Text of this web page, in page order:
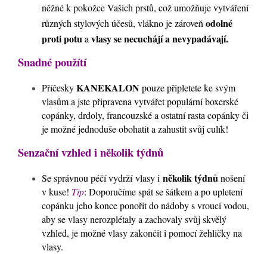
něžné k pokožce Vašich prstů, což umožňuje vytváření
různých stylových účesů, vlákno je zároveň odolné
proti potua vlasy se necuchájí a nevypadávají.
Snadné použítí
PříčeskyKANEKALONpouze připletete ke svým
vlasům a jste připravena vytvářet populární boxerské
copánky, drdoly, francouzské a ostatní rasta copánky či
je možné jednoduše obohatit a zahustit svůj culík!
Senzační vzhled i několik týdnů
Se správnou péčí vydrží vlasy i několik týdnůnošení
v kuse! Tip: Doporučíme spát se šátkem a po upletení
copánku jeho konce ponořit do nádoby s vroucí vodou,
aby se vlasy nerozplétaly a zachovaly svůj skvělý
vzhled, je možné vlasy zakončit i pomocí žehličky na
vlasy.